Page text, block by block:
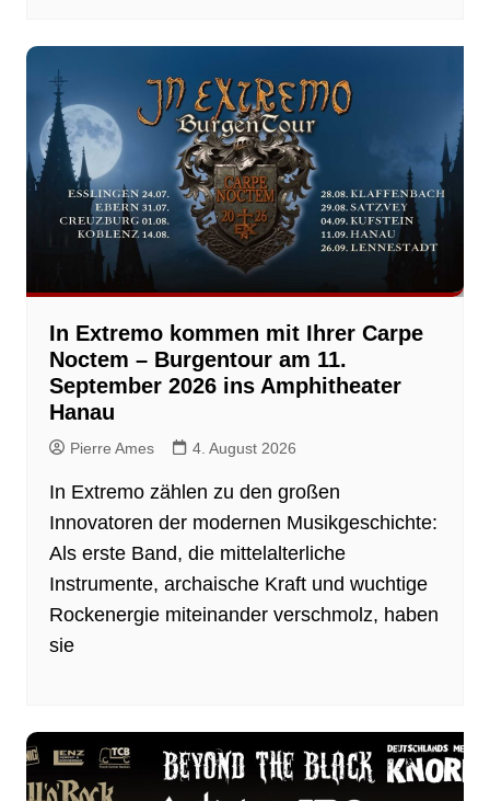
In Extremo kommen mit Ihrer Carpe
Noctem – Burgentour am 11.
September 2026 ins Amphitheater
Hanau
Pierre Ames 4. August 2026
In Extremo zählen zu den großen
Innovatoren der modernen Musikgeschichte:
Als erste Band, die mittelalterliche
Instrumente, archaische Kraft und wuchtige
Rockenergie miteinander verschmolz, haben
sie